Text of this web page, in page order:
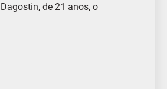
Dagostin, de 21 anos, o